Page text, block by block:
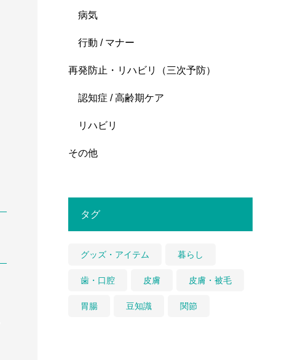
病気
行動 / マナー
再発防止・リハビリ（三次予防）
認知症 / 高齢期ケア
リハビリ
その他
タグ
グッズ・アイテム 暮らし
歯・口腔 皮膚 皮膚・被毛
胃腸 豆知識 関節